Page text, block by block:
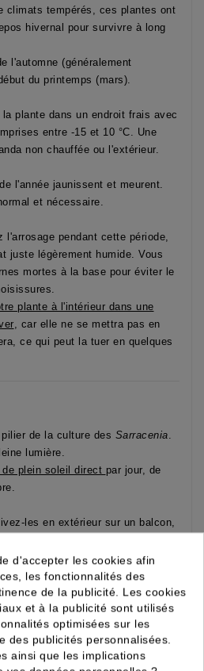
climats tempérés, ces plantes ont
hivernal pour survivre à long
l'automne (généralement
du printemps (mars).
la plante dans un endroit frais avec
entre -15 et 10 °C. Une
non chauffée ou l'extérieur.
l'année jaunissent et meurent.
et nécessaire.
l'arrosage pendant cette période,
juste légèrement humide. Vous
mortes à la base pour éviter le
plante à l'intérieur dans une
, car elle ne se mettra pas en
ce qui peut la tuer en quelques
de la culture des Sarracenia.
lumière.
plein soleil direct par jour, de
les en extérieur sur un balcon,
bien exposées au soleil
vives et intenses (rouge,
et ont une croissance robuste.
de soleil sera verte, molle et ne
formées.
d'accepter les cookies afin
les fonctionnalités des
de la publicité. Les cookies
et à la publicité sont utilisés
optimisées sur les
des publicités personnalisées.
ainsi que les implications